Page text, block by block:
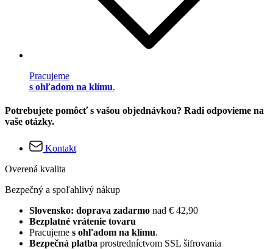
Pracujeme
s ohľadom na klímu.
Potrebujete pomôcť s vašou objednávkou? Radi odpovieme na
vaše otázky.
Kontakt
Overená kvalita
Bezpečný a spoľahlivý nákup
Slovensko: doprava zadarmo nad € 42,90
Bezplatné vrátenie tovaru
Pracujeme s ohľadom na klímu.
Bezpečná platba prostredníctvom SSL šifrovania